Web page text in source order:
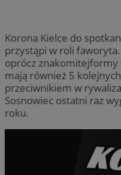
Korona Kielce do
przystąpi w roli
oprócz znakomitejformy
mają również 5
przeciwnikiem w
Sosnowiec ostatni raz
roku.